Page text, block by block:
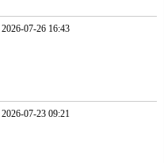
2026-07-26 16:43
2026-07-23 09:21